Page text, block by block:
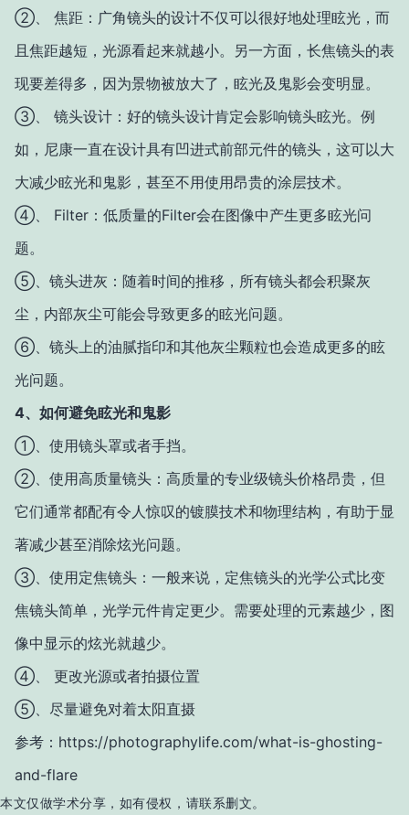
②、 焦距：广角镜头的设计不仅可以很好地处理眩光，而
且焦距越短，光源看起来就越小。另一方面，长焦镜头的表
现要差得多，因为景物被放大了，眩光及鬼影会变明显。
③、 镜头设计：好的镜头设计肯定会影响镜头眩光。例
如，尼康一直在设计具有凹进式前部元件的镜头，这可以大
大减少眩光和鬼影，甚至不用使用昂贵的涂层技术。
④、 Filter：低质量的Filter会在图像中产生更多眩光问
题。
⑤、镜头进灰：随着时间的推移，所有镜头都会积聚灰
尘，内部灰尘可能会导致更多的眩光问题。
⑥、镜头上的油腻指印和其他灰尘颗粒也会造成更多的眩
光问题。
4、如何避免眩光和鬼影
①、使用镜头罩或者手挡。
②、使用高质量镜头：高质量的专业级镜头价格昂贵，但
它们通常都配有令人惊叹的镀膜技术和物理结构，有助于显
著减少甚至消除炫光问题。
③、使用定焦镜头：一般来说，定焦镜头的光学公式比变
焦镜头简单，光学元件肯定更少。需要处理的元素越少，图
像中显示的炫光就越少。
④、 更改光源或者拍摄位置
⑤、尽量避免对着太阳直摄
参考： https://photographylife.com/what-is-ghosting-
and-flare
本文仅做学术分享，如有侵权，请联系删文。